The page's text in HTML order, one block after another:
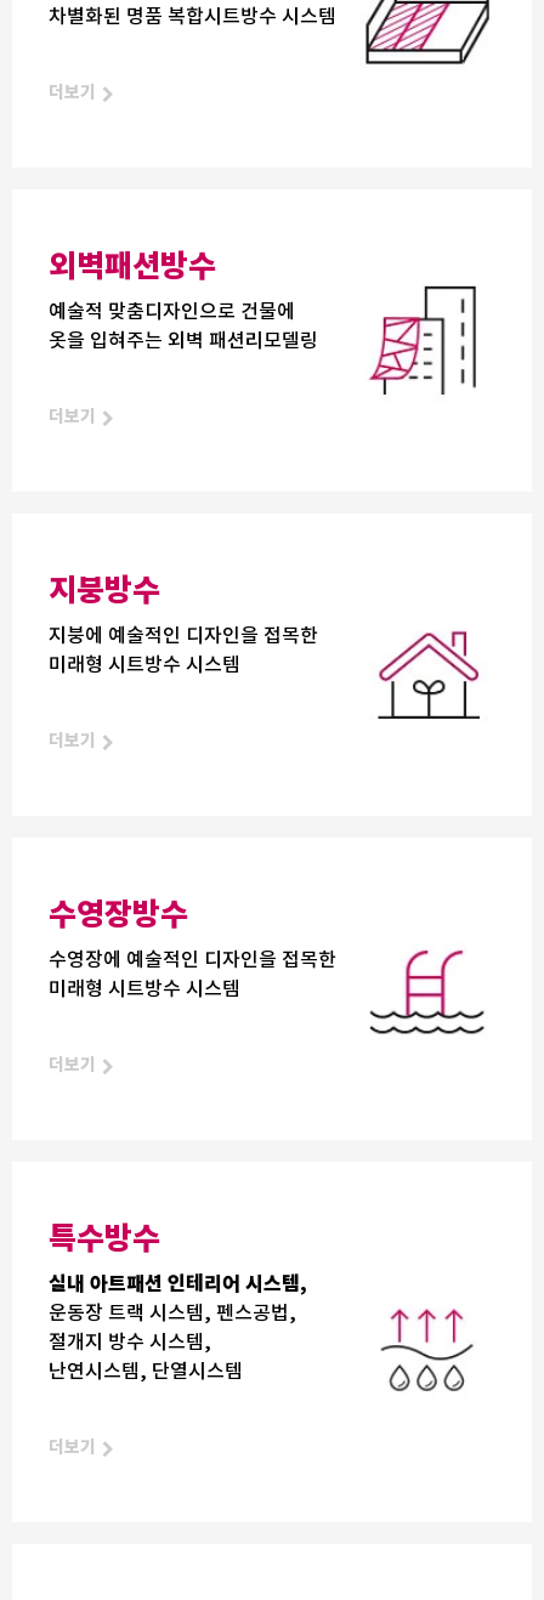
차별화된 명품 복합시트방수 시스템
더보기
외벽패션방수
예술적 맞춤디자인으로 건물에
옷을 입혀주는 외벽 패션리모델링
더보기
지붕방수
지붕에 예술적인 디자인을 접목한
미래형 시트방수 시스템
더보기
수영장방수
수영장에 예술적인 디자인을 접목한
미래형 시트방수 시스템
더보기
특수방수
실내 아트패션 인테리어 시스템,
운동장 트랙 시스템, 펜스공법,
절개지 방수 시스템,
난연시스템, 단열시스템
더보기